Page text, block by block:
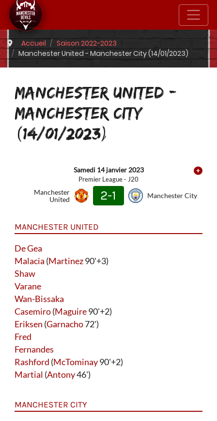
Accueil
Saison 2022-2023
Manchester United - Manchester City (14/01/2023)
MANCHESTER UNITED -
MANCHESTER CITY
(14/01/2023)
Samedi 14 janvier 2023
Premier League - J20
Manchester
United
2-1 Manchester City
MANCHESTER UNITED
De Gea
Malacia (Martinez90'+3)
Shaw
Varane
Wan-Bissaka
Casemiro(Maguire90'+2)
Eriksen (Garnacho72')
Fred
Fernandes
Rashford (McTominay90'+2)
Martial (Antony46')
MANCHESTER CITY